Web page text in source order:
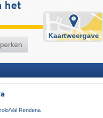
het
Kaartweergave
​Val Rendena